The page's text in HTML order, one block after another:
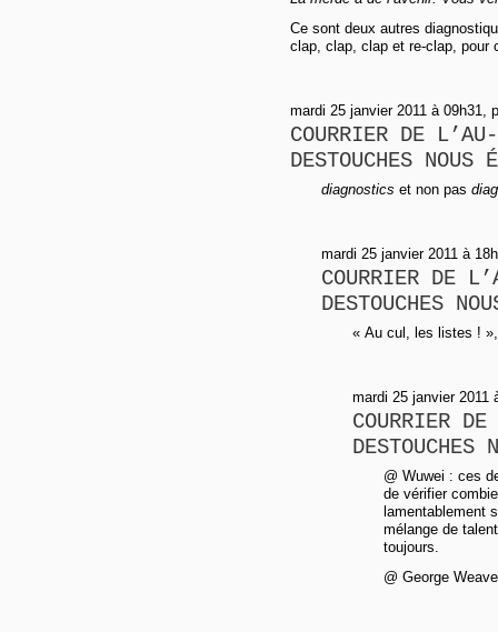
Ce sont deux autres
clap, clap, clap et re-clap, pour
mardi 25 janvier 2011 à 09h31,
COURRIER DE
DESTOUCHES
diagnostics et non pas
mardi 25 janvier 2011 à
COURRIER DE
DESTOUCHES
« Au cul, les listes !
mardi 25 janvier 2011
COURRIER
@ Wuwei : ces
de vérifier
lamentablement
mélange de
toujours.
@ George